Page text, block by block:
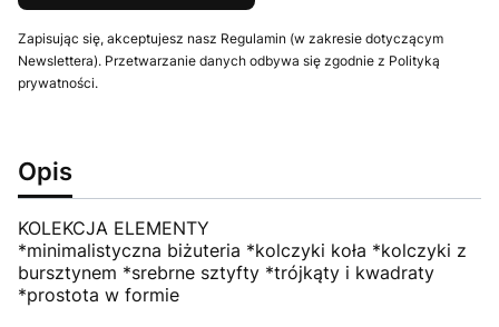
Zapisując się, akceptujesz nasz Regulamin (w zakresie dotyczącym
Newslettera). Przetwarzanie danych odbywa się zgodnie z Polityką
prywatności.
Opis
KOLEKCJA ELEMENTY
*minimalistyczna biżuteria *kolczyki koła *kolczyki z
bursztynem *srebrne sztyfty *trójkąty i kwadraty
*prostota w formie